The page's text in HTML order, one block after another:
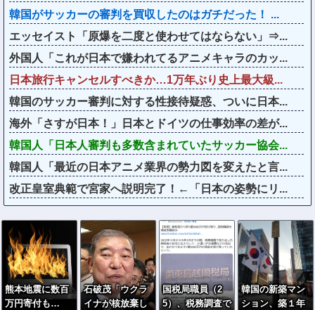
韓国がサッカーの審判を買収したのはガチだった！ ...
エッセイスト「原爆を二度と使わせてはならない」⇒...
外国人「これが日本で嫌われてるアニメキャラのカッ...
日本旅行キャンセルすべきか…1万年ぶり史上最大級...
韓国のサッカー審判に対する性接待疑惑、ついに日本...
海外「さすが日本！」日本とドイツの仕事効率の差が...
韓国人「日本人審判も多数含まれていたサッカー協会...
韓国人「最近の日本アニメ業界の勢力図を変えたと言...
改正皇室典範で宮家へ説明完了！←「日本の姿勢にリ...
熊本地震に数百
万円寄付も…
石破茂「ウクラ
イナが核放棄し
国税局職員（2
5）、税務調査で
韓国の新築マン
ション、築１年